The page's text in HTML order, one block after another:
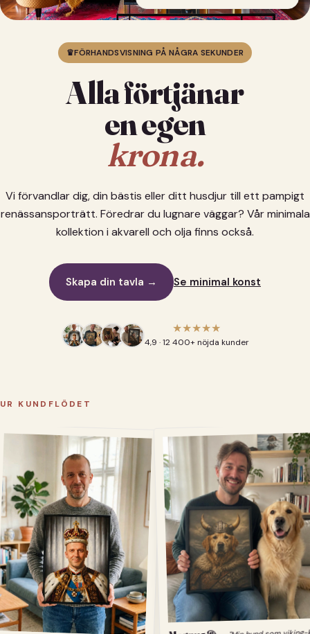
♛FÖRHANDSVISNING PÅ NÅGRA SEKUNDER
Alla förtjänar
en egen
krona.
Vi förvandlar dig, din bästis eller ditt husdjur till ett pampigt
renässansporträtt. Föredrar du lugnare väggar? Vår minimala
kollektion i akvarell och olja finns också.
Skapa din tavla → Se minimal konst
★★★★★
4,9 · 12 400+ nöjda kunder
UR KUNDFLÖDET